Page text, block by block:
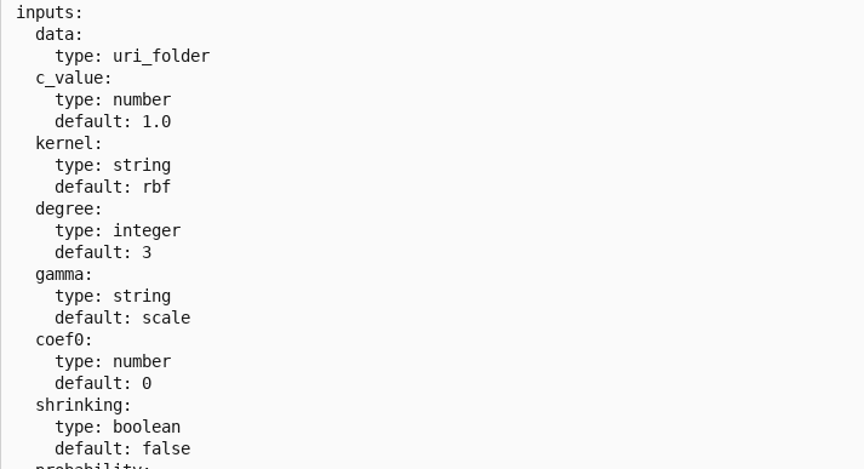
inputs:
  data:
    type: uri_folder
  c_value:
    type: number
    default: 1.0
  kernel:
    type: string
    default: rbf
  degree:
    type: integer
    default: 3
  gamma:
    type: string
    default: scale
  coef0:
    type: number
    default: 0
  shrinking:
    type: boolean
    default: false